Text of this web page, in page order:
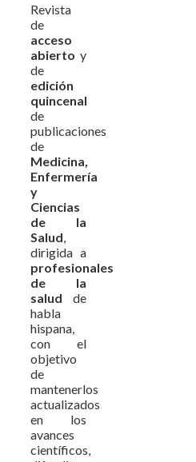
Revista
de
acceso
abierto y
de
edición
quincenal
de
publicaciones
de
Medicina,
Enfermería
y
Ciencias
de la
Salud
dirigida a
profesionales
de la
salud de
habla
hispana,
con el
objetivo
de
mantenerlos
actualizados
en los
avances
científicos,